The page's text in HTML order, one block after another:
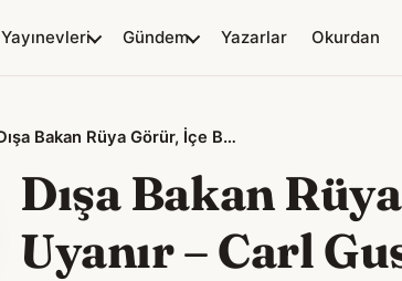
Yayınevleri Gündem Yazarlar Okurdan
Dışa Bakan Rüya Görür, İçe Bakan Uyanır – Carl Gustav Jung
Dışa Bakan
Uyanır – Carl